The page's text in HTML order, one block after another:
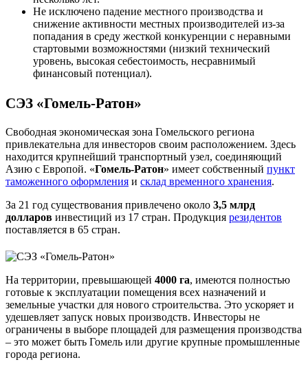
Не исключено падение местного производства и
снижение активности местных производителей из-за
попадания в среду жесткой конкуренции с неравными
стартовыми возможностями (низкий технический
уровень, высокая себестоимость, несравнимый
финансовый потенциал).
СЭЗ «Гомель-Ратон»
Свободная экономическая зона Гомельского региона
привлекательна для инвесторов своим расположением. Здесь
находится крупнейший транспортный узел, соединяющий
Азию с Европой. «Гомель-Ратон» имеет собственный пункт
таможенного оформления и склад временного хранения.
За 21 год существования привлечено около 3,5 млрд
долларов инвестиций из 17 стран. Продукция резидентов
поставляется в 65 стран.
На территории, превышающей 4000 га, имеются полностью
готовые к эксплуатации помещения всех назначений и
земельные участки для нового строительства. Это ускоряет и
удешевляет запуск новых производств. Инвесторы не
ограничены в выборе площадей для размещения производства
– это может быть Гомель или другие крупные промышленные
города региона.